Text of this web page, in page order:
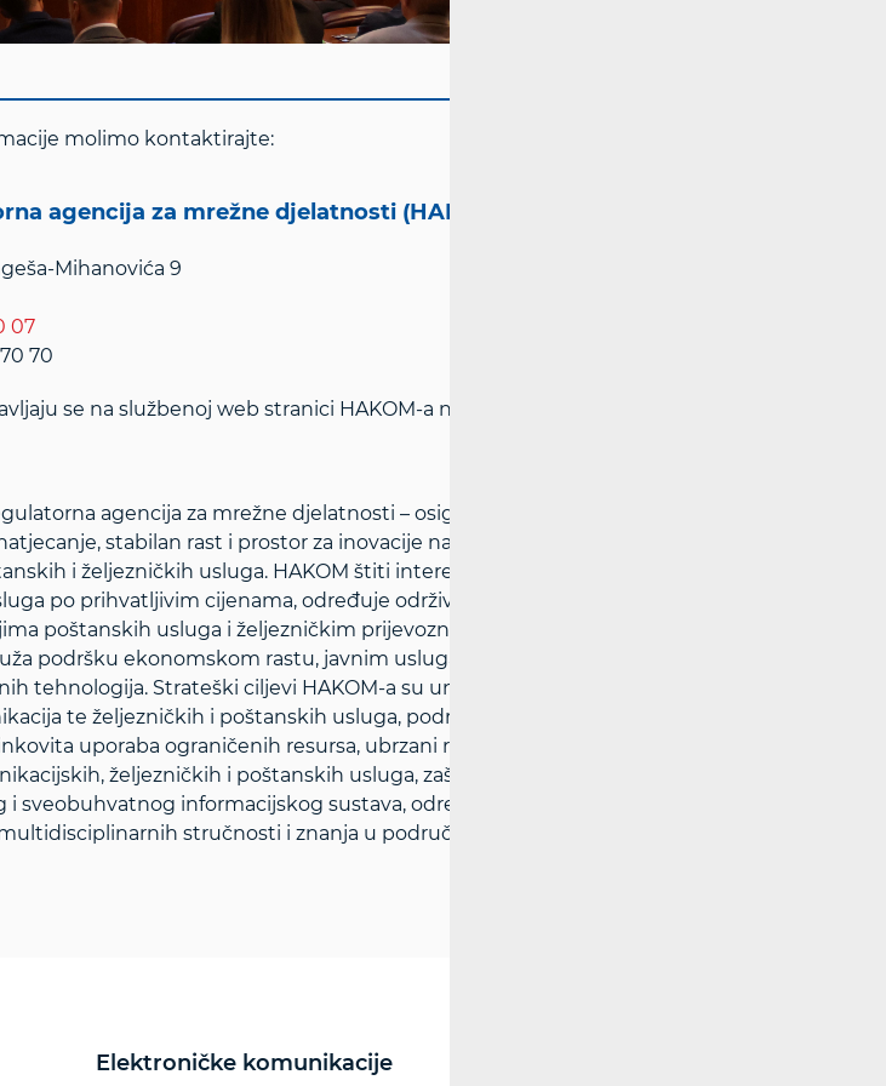
molimo kontaktirajte:
agencija za mrežne djelatnosti (HAKOM)
Mihanovića 9
07
70
se na službenoj web stranici HAKOM-a na adresi:
agencija za mrežne djelatnosti – osigurava pretpostavke za
stabilan rast i prostor za inovacije na tržištima elektroničkih
i željezničkih usluga. HAKOM štiti interese korisnika i osigurava
po prihvatljivim cijenama, određuje održive konkurentne uvjete
poštanskih usluga i željezničkim prijevoznicima uz pravedne uvjete za
podršku ekonomskom rastu, javnim uslugama i kakvoći života u RH
tehnologija. Strateški ciljevi HAKOM-a su unaprjeđenje regulacije tržišta
te željezničkih i poštanskih usluga, podržavanje rasta ulaganja i
uporaba ograničenih resursa, ubrzani rast širokopojasnih usluga,
željezničkih i poštanskih usluga, zaštita i informiranje korisnika,
i sveobuhvatnog informacijskog sustava, određivanje i ugradnja učinkovitih
stručnosti i znanja u području reguliranja tržišta.
Elektroničke komunikacije